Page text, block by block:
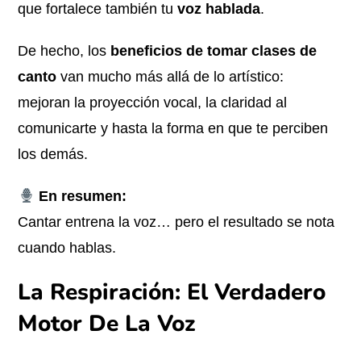
que fortalece también tuvoz hablada.
De hecho, los beneficios de tomar clases de
canto van mucho más allá de lo artístico:
mejoran la proyección vocal, la claridad al
comunicarte y hasta la forma en que te perciben
los demás.
En resumen:
Cantar entrena la voz… pero el resultado se nota
cuando hablas.
La Respiración: El Verdadero
Motor De La Voz